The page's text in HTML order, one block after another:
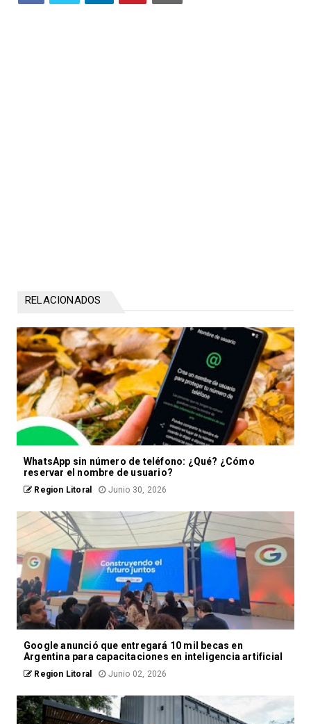
RELACIONADOS
WhatsApp sin número de teléfono: ¿Qué? ¿Cómo
reservar el nombre de usuario?
Region Litoral Junio 30, 2026
Google anunció que entregará 10 mil becas en
Argentina para capacitaciones en inteligencia artificial
Region Litoral Junio 02, 2026